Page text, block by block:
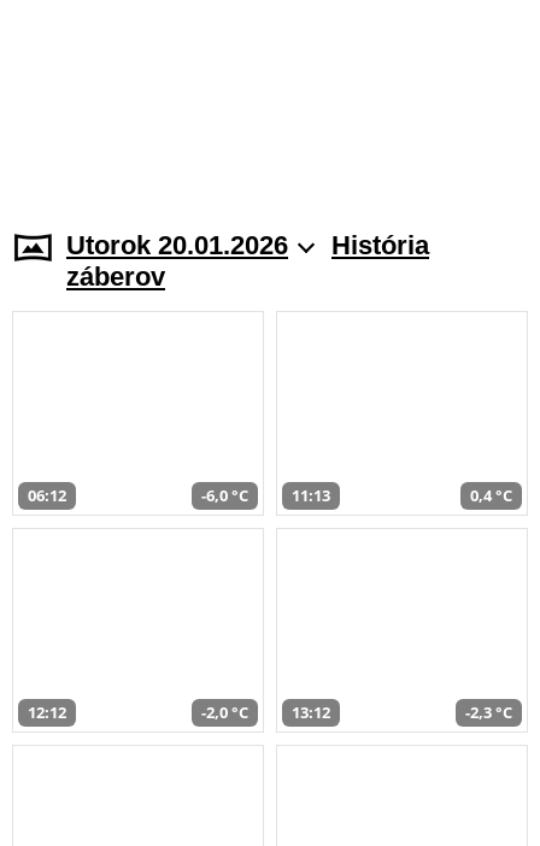
Utorok 20.01.2026
História
záberov
06:12 -6,0 °C 11:13 0,4 °C
12:12 -2,0 °C 13:12 -2,3 °C